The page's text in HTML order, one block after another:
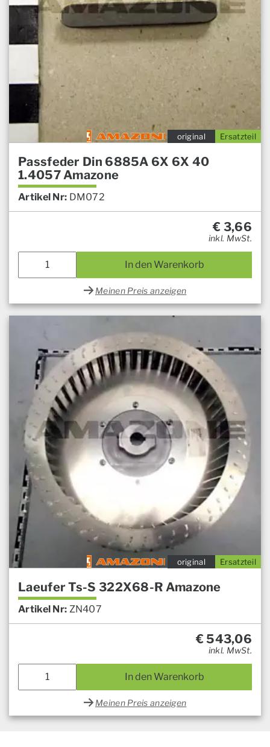
Ersatzteil
original
Passfeder Din 6885A 6X 6X 40
1.4057 Amazone
Artikel Nr: DM072
€ 3,66
inkl. MwSt.
In den Warenkorb
Meinen Preis anzeigen
Ersatzteil
original
Laeufer Ts-S 322X68-R Amazone
Artikel Nr: ZN407
€543,06
inkl. MwSt.
In den Warenkorb
Meinen Preis anzeigen